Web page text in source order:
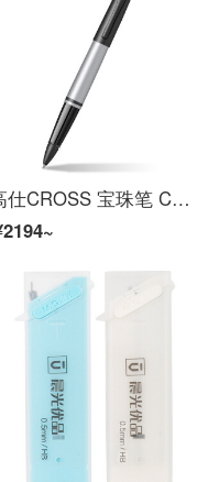
高仕CROSS 宝珠笔 Calais 凯乐系列商务办公礼品签字笔 金属笔签字笔 亚光灰